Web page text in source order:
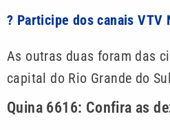
? Participe dos canais VTV
As outras duas foram das
capital do Rio Grande do
Quina 6616: Confira as